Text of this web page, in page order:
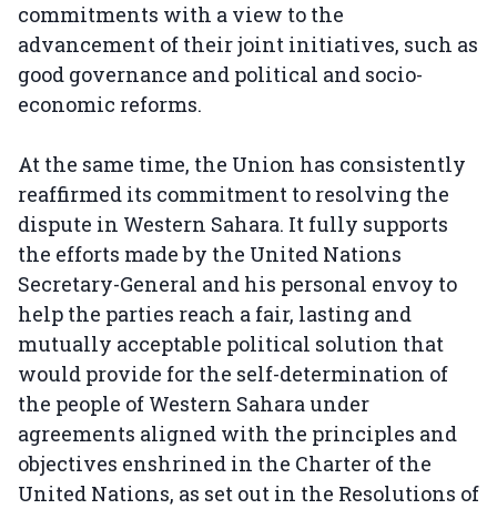
commitments with a view to the
advancement of their joint initiatives, such as
good governance and political and socio-
economic reforms.
At the same time, the Union has consistently
reaffirmed its commitment to resolving the
dispute in Western Sahara. It fully supports
the efforts made by the United Nations
Secretary-General and his personal envoy to
help the parties reach a fair, lasting and
mutually acceptable political solution that
would provide for the self-determination of
the people of Western Sahara under
agreements aligned with the principles and
objectives enshrined in the Charter of the
United Nations, as set out in the Resolutions of